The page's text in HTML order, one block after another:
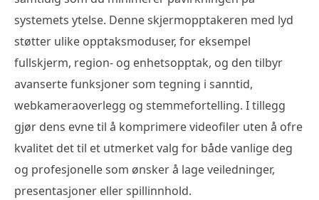
systemets ytelse. Denne skjermopptakeren med lyd
støtter ulike opptaksmoduser, for eksempel
fullskjerm, region- og enhetsopptak, og den tilbyr
avanserte funksjoner som tegning i sanntid,
webkameraoverlegg og stemmefortelling. I tillegg
gjør dens evne til å komprimere videofiler uten å ofre
kvalitet det til et utmerket valg for både vanlige deg
og profesjonelle som ønsker å lage veiledninger,
presentasjoner eller spillinnhold.